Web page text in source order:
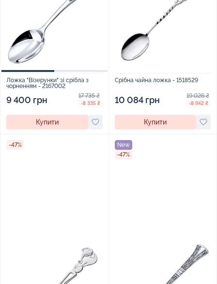
Ложка "Візерунки" зі срібла з
чорненням - 2167002
9 400 грн 17 735 ₴
-8 335 ₴
Купити
Срібна чайна ложка - 1518529
10 084 грн 19 026 ₴
-8 942 ₴
Купити
-47%
New
-47%